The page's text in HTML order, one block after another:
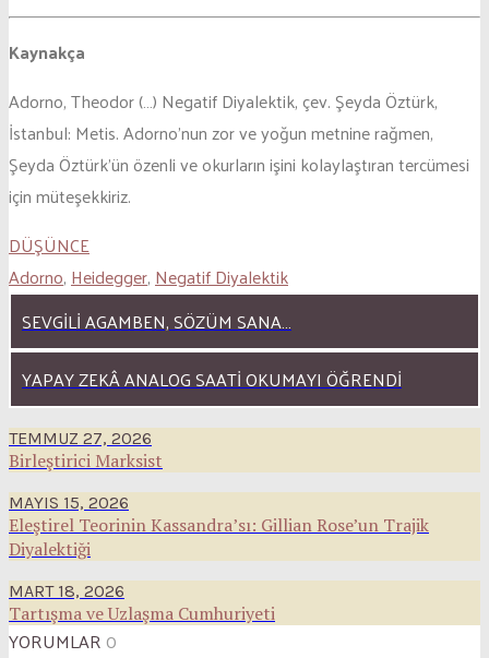
Kaynakça
Adorno, Theodor (…) Negatif Diyalektik, çev. Şeyda Öztürk,
İstanbul: Metis. Adorno’nun zor ve yoğun metnine rağmen,
Şeyda Öztürk’ün özenli ve okurların işini kolaylaştıran tercümesi
için müteşekkiriz.
DÜŞÜNCE
Adorno,Heidegger,Negatif Diyalektik
SEVGILI AGAMBEN, SÖZÜM SANA…
YAPAY ZEKÂ ANALOG SAATI OKUMAYI ÖĞRENDI
TEMMUZ 27, 2026
Birleştirici Marksist
MAYIS 15, 2026
Eleştirel Teorinin Kassandra’sı: Gillian Rose’un Trajik
Diyalektiği
MART 18, 2026
Tartışma ve Uzlaşma Cumhuriyeti
YORUMLAR 0